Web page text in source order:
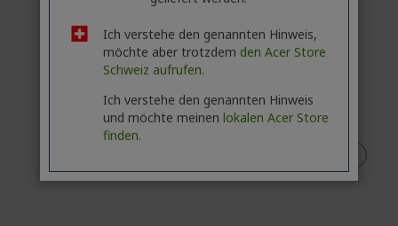
Ich verstehe den genannten Hinweis,
möchte aber trotzdem den Acer Store
Schweiz aufrufen.
Ich verstehe den genannten Hinweis
und möchte meinen lokalen Acer Store
finden.